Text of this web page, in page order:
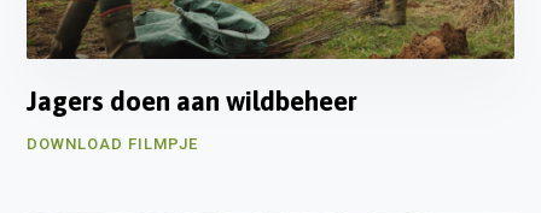
Jagers doen aan wildbeheer
DOWNLOAD FILMPJE